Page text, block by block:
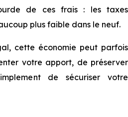
de ces frais : les taxes
plus faible dans le neuf.
cette économie peut parfois
votre apport, de préserver
de sécuriser votre